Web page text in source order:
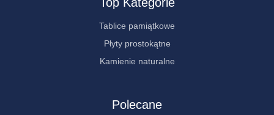
Tablice pamiątkowe
Płyty prostokątne
Kamienie naturalne
Polecane